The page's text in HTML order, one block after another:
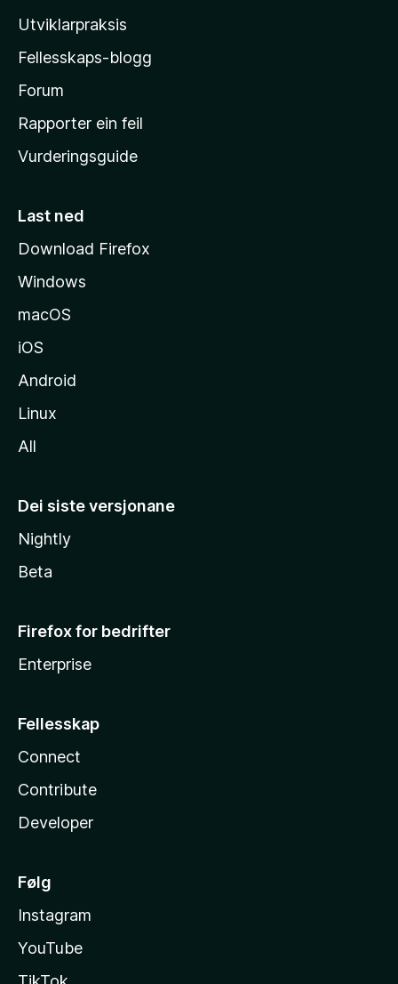
l
-
h
e
m
s
d
a
Utviklarpraksis
Fellesskaps-blogg
Forum
Rapporter ein feil
Vurderingsguide
Last ned
Download Firefox
Windows
macOS
iOS
Android
Linux
All
Dei siste versjonane
Nightly
Beta
Firefox for bedrifter
Enterprise
Fellesskap
Connect
Contribute
Developer
Følg
Instagram
YouTube